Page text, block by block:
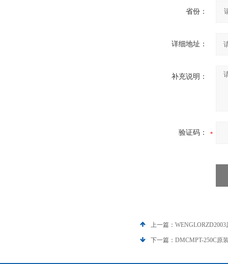
省份：
详细地址：
补充说明：
验证码：
上一篇：
下一篇： DMCMPT-250C原